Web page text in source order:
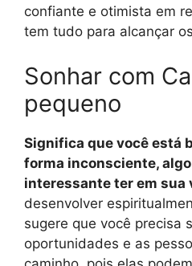
confiante e otimista em
tem tudo para alcançar
Sonhar com
pequeno
Significa que você está
forma inconsciente,
interessante ter em sua
desenvolver
sugere que você precisa
oportunidades e as